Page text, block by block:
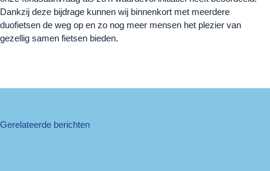
Dankzij deze bijdrage kunnen wij binnenkort met meerdere
duofietsen de weg op en zo nog meer mensen het plezier van
gezellig samen fietsen bieden.
Gerelateerde berichten